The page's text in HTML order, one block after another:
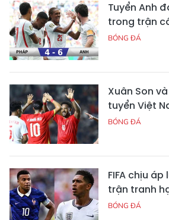
Tuyển Anh
trong trận
BÓNG ĐÁ
Xuân Son
tuyển Việt
BÓNG ĐÁ
FIFA chịu
trận tranh
BÓNG ĐÁ